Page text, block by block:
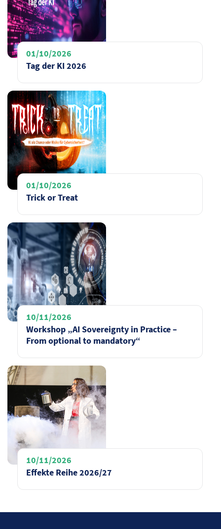
01/10/2026
Tag der KI 2026
01/10/2026
Trick or Treat
10/11/2026
Workshop „AI Sovereignty in Practice –
From optional to mandatory“
10/11/2026
Effekte Reihe 2026/27